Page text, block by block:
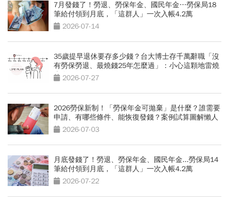
7月發錢了！勞退、勞保年金、國民年金…勞保局18
筆給付領到月底，「這群人」一次入帳4.2萬
2026-07-14
35歲提早退休要存多少錢？台大博士存千萬辭職「沒
有勞保勞退、最燒錢25年怎麼過」：小心這顆地雷燒
光存款
2026-07-27
2026勞保新制！「勞保年金可拋棄」是什麼？誰需要
申請、有哪些條件、能恢復發錢？案例試算圖解懶人
包 2026-07-03
月底發錢了！勞退、勞保年金、國民年金...勞保局14
筆給付領到月底，「這群人」一次入帳4.2萬
2026-07-22